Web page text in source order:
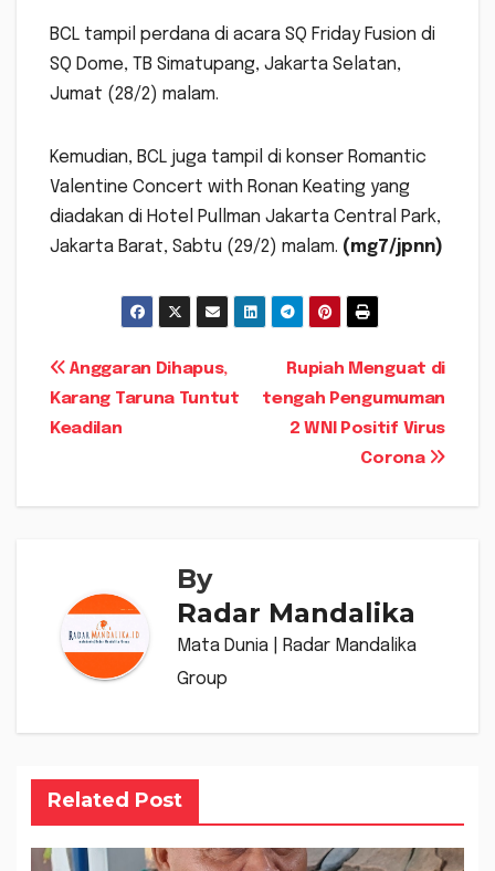
BCL tampil perdana di acara SQ Friday Fusion di
SQ Dome, TB Simatupang, Jakarta Selatan,
Jumat (28/2) malam.
Kemudian, BCL juga tampil di konser Romantic
Valentine Concert with Ronan Keating yang
diadakan di Hotel Pullman Jakarta Central Park,
Jakarta Barat, Sabtu (29/2) malam. (mg7/jpnn)
Navigasi
pos
Rupiah Menguat di
tengah Pengumuman
2 WNI Positif Virus
Corona
Anggaran Dihapus,
Karang Taruna Tuntut
Keadilan
By
Radar Mandalika
Mata Dunia | Radar Mandalika
Group
Related Post